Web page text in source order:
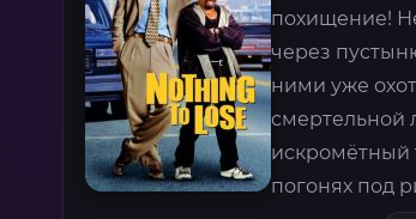
похищение!
через
ними уже
смертельной
искромётный
погонях под